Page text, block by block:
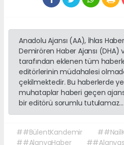
Anadolu Ajansı (AA), İhlas
Demirören Haber Ajansı (DHA)
tarafından eklenen tüm
editörlerinin müdahalesi
çekilmektedir. Bu haberlerde
muhataplar haberi geçen
bir editörü sorumlu tutulamaz...
##BülentKandemir
##AlanyaHaber